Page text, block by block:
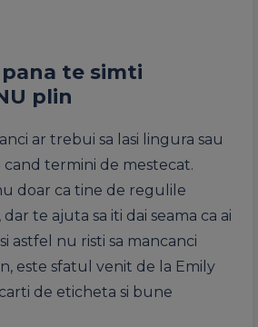
te simti
plin
ar trebui sa lasi lingura sau
termini de mestecat.
doar ca tine de regulile
te ajuta sa iti dai seama ca ai
astfel nu risti sa mancanci
este sfatul venit de la Emily
de eticheta si bune